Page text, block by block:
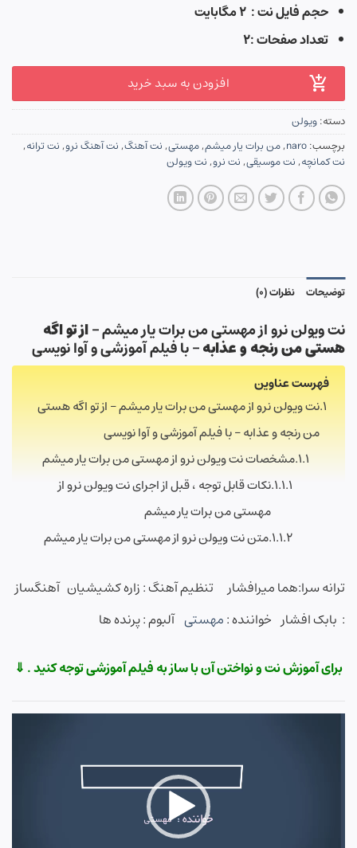
حجم فایل نت : ۲ مگابایت
تعداد صفحات :۲
افزودن به سبد خرید
دسته:ویولن
برچسب:naro
,من برات یار میشم,مهستی,نت آهنگ,نت آهنگ نرو,نت ترانه,
نت کمانچه,نت موسیقی,نت نرو,نت ویولن
توضیحات نظرات (0)
نت ویولن نرو از مهستی من برات یار میشم –از تو اگه
هستی من رنجه و عذابه– با فیلم آموزشی و آوا نویسی
فهرست عناوین
نت ویولن نرو از مهستی من برات یار میشم – از تو اگه هستی
من رنجه و عذابه – با فیلم آموزشی و آوا نویسی
مشخصات نت ویولن نرو از مهستی من برات یار میشم
نکات قابل توجه ، قبل از اجرای نت ویولن نرو از
مهستی من برات یار میشم
متن نت ویولن نرو از مهستی من برات یار میشم
ترانه سرا:هما میرافشار
تنظیم آهنگ : زاره کشیشیان آهنگساز
: بابک افشار خواننده :مهستی آلبوم : پرنده ها
برای آموزش نت و نواختن آن با ساز به فیلم آموزشی توجه کنید . ⇓